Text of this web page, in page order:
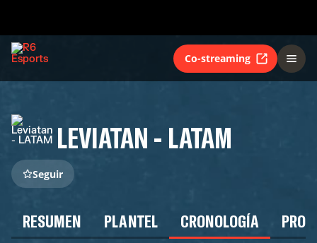
Co-streaming
LEVIATAN - LATAM
Seguir
RESUMEN PLANTEL CRONOLOGÍA